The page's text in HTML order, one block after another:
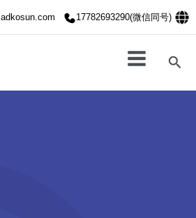
17782693290(微信同号)
搜
索